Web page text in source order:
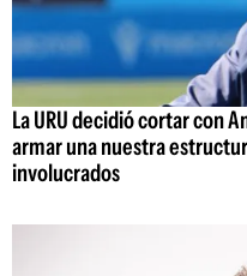
La URU decidió cortar con
armar una nuestra
involucrados